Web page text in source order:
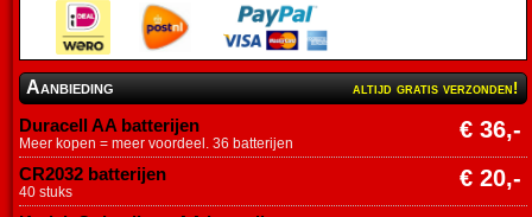
Aanbieding altijd gratis verzonden!
Duracell AA batterijen € 36,-
Meer kopen = meer voordeel. 36 batterijen
CR2032 batterijen € 20,-
40 stuks